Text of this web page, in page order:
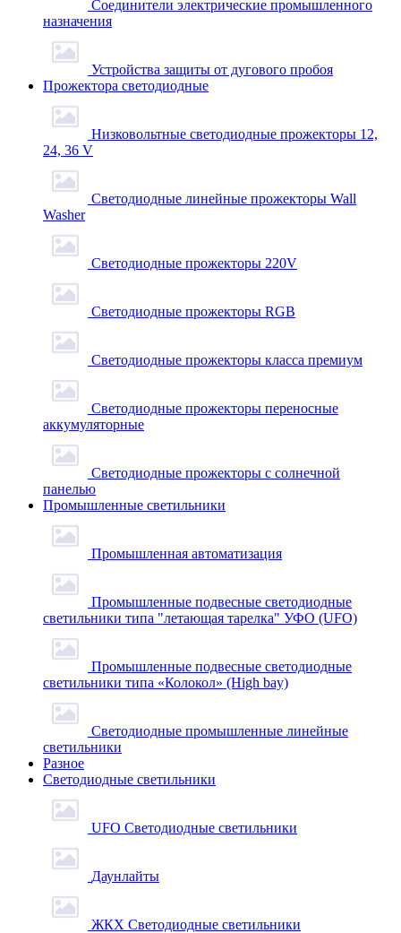
Соединители электрические промышленного
назначения
Устройства защиты от дугового пробоя
Прожектора светодиодные
Низковольтные светодиодные прожекторы 12,
24, 36 V
Светодиодные линейные прожекторы Wall
Washer
Светодиодные прожекторы 220V
Светодиодные прожекторы RGB
Светодиодные прожекторы класса премиум
Светодиодные прожекторы переносные
аккумуляторные
Светодиодные прожекторы с солнечной
панелью
Промышленные светильники
Промышленная автоматизация
Промышленные подвесные cветодиодные
светильники типа "летающая тарелка" УФО (UFO)
Промышленные подвесные cветодиодные
светильники типа «Колокол» (High bay)
Светодиодные промышленные линейные
светильники
Разное
Светодиодные светильники
UFO Светодиодные светильники
Даунлайты
ЖКХ Светодиодные светильники